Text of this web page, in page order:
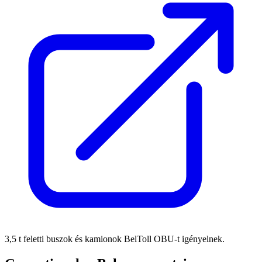
3,5 t feletti buszok és kamionok BelToll OBU‑t igényelnek.